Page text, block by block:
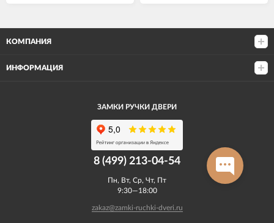
КОМПАНИЯ
ИНФОРМАЦИЯ
ЗАМКИ РУЧКИ ДВЕРИ
8 (499) 213-04-54​
Пн, Вт, Ср, Чт, Пт
9:30—18:00
zakaz@zamki-ruchki-dveri.ru